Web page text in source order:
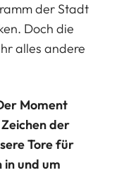
der Stadt
Doch die
alles andere
Moment
der
Tore für
und um